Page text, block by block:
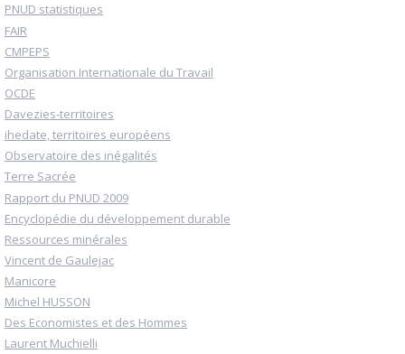
PNUD statistiques
FAIR
CMPEPS
Organisation Internationale du Travail
OCDE
Davezies-territoires
ihedate, territoires européens
Observatoire des inégalités
Terre Sacrée
Rapport du PNUD 2009
Encyclopédie du développement durable
Ressources minérales
Vincent de Gaulejac
Manicore
Michel HUSSON
Des Economistes et des Hommes
Laurent Muchielli